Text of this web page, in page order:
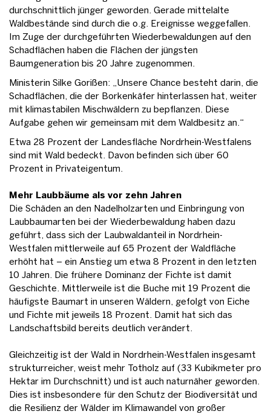
durchschnittlich jünger geworden. Gerade mittelalte
Waldbestände sind durch die o.g. Ereignisse weggefallen.
Im Zuge der durchgeführten Wiederbewaldungen auf den
Schadflächen haben die Flächen der jüngsten
Baumgeneration bis 20 Jahre zugenommen.
Ministerin Silke Gorißen: „Unsere Chance besteht darin, die
Schadflächen, die der Borkenkäfer hinterlassen hat, weiter
mit klimastabilen Mischwäldern zu bepflanzen. Diese
Aufgabe gehen wir gemeinsam mit dem Waldbesitz an.“
Etwa 28 Prozent der Landesfläche Nordrhein-Westfalens
sind mit Wald bedeckt. Davon befinden sich über 60
Prozent in Privateigentum.
Mehr Laubbäume als vor zehn Jahren
Die Schäden an den Nadelholzarten und Einbringung von
Laubbaumarten bei der Wiederbewaldung haben dazu
geführt, dass sich der Laubwaldanteil in Nordrhein-
Westfalen mittlerweile auf 65 Prozent der Waldfläche
erhöht hat – ein Anstieg um etwa 8 Prozent in den letzten
10 Jahren. Die frühere Dominanz der Fichte ist damit
Geschichte. Mittlerweile ist die Buche mit 19 Prozent die
häufigste Baumart in unseren Wäldern, gefolgt von Eiche
und Fichte mit jeweils 18 Prozent. Damit hat sich das
Landschaftsbild bereits deutlich verändert.
Gleichzeitig ist der Wald in Nordrhein-Westfalen insgesamt
strukturreicher, weist mehr Totholz auf (33 Kubikmeter pro
Hektar im Durchschnitt) und ist auch naturnäher geworden.
Dies ist insbesondere für den Schutz der Biodiversität und
die Resilienz der Wälder im Klimawandel von großer